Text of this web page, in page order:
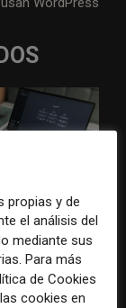
de uso de la
productos
propias y de
el análisis del
mediante sus
Para más
de Cookies
cookies en